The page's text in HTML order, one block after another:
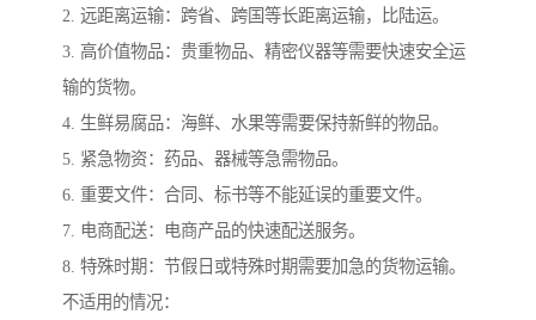
2. 远距离运输：跨省、跨国等长距离运输，比陆运。
3. 高价值物品：贵重物品、精密仪器等需要快速安全运
输的货物。
4. 生鲜易腐品：海鲜、水果等需要保持新鲜的物品。
5. 紧急物资：药品、器械等急需物品。
6. 重要文件：合同、标书等不能延误的重要文件。
7. 电商配送：电商产品的快速配送服务。
8. 特殊时期：节假日或特殊时期需要加急的货物运输。
不适用的情况：